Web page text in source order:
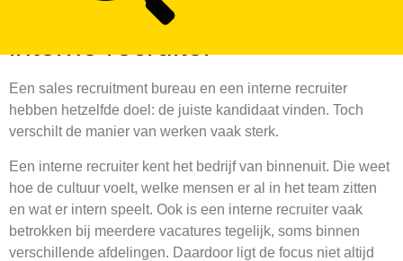
Sales recruitment bureau vs
interne recruiter
Een sales recruitment bureau en een interne recruiter
hebben hetzelfde doel: de juiste kandidaat vinden. Toch
verschilt de manier van werken vaak sterk.
Een interne recruiter kent het bedrijf van binnenuit. Die weet
hoe de cultuur voelt, welke mensen er al in het team zitten
en wat er intern speelt. Ook is een interne recruiter vaak
betrokken bij meerdere vacatures tegelijk, soms binnen
verschillende afdelingen. Daardoor ligt de focus niet altijd